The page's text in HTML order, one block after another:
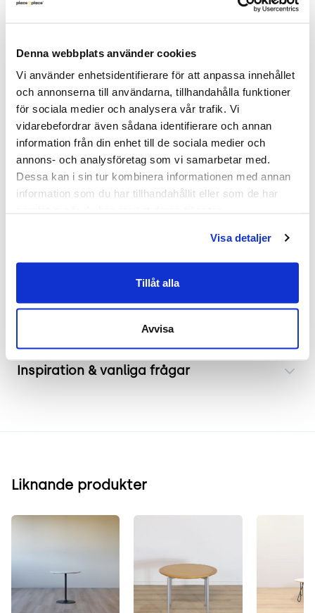
Denna webbplats använder cookies
Vi använder enhetsidentifierare för att anpassa innehållet
och annonserna till användarna, tillhandahålla funktioner
för sociala medier och analysera vår trafik. Vi
vidarebefordrar även sådana identifierare och annan
information från din enhet till de sociala medier och
annons- och analysföretag som vi samarbetar med.
Dessa kan i sin tur kombinera informationen med annan
information som du har tillhandahållit eller som de har
Visa detaljer
Tillåt alla
Avvisa
Mått: Diameter: 50 cm, Höjd: 57 cm.
Mer om Johanson Design Cafébord
Venus
Venus offbord av Johanson Design är inte bara
funktionellt utan också estetiskt tilltalande med
sin unika kombination av ek och en livfull grön
färg. Bordets runda form och kompakta mått gör
utseendet passar in i olika miljöer som hem eller
Inspiration & vanliga frågar
Liknande produkter